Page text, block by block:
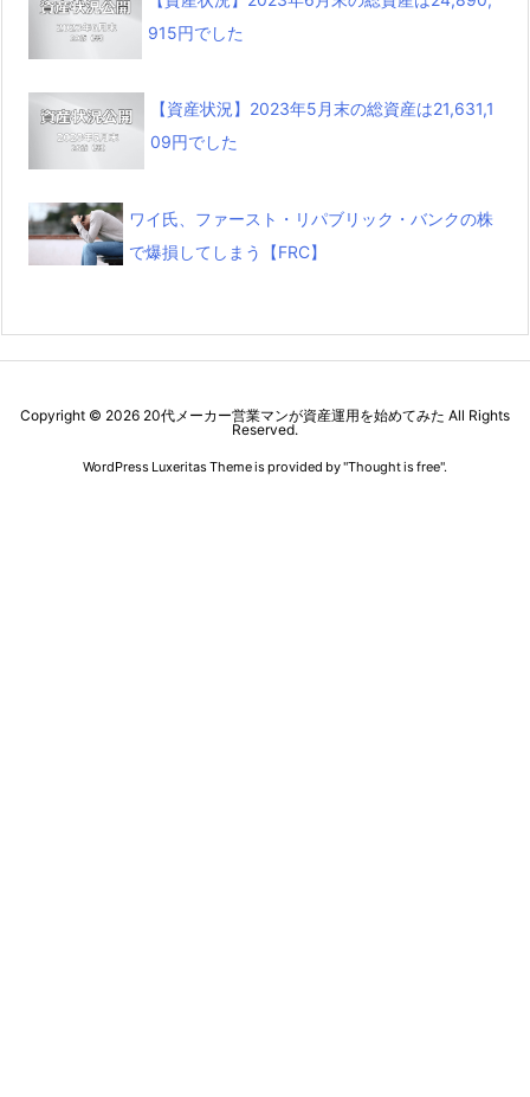
915円でした
【資産状況】2023年5月末の総資産は21,631,1
09円でした
ワイ氏、ファースト・リパブリック・バンクの株
で爆損してしまう【FRC】
Copyright © 2026 20代メーカー営業マンが資産運用を始めてみた All Rights
Reserved.
WordPress Luxeritas Theme is provided by "Thought is free".